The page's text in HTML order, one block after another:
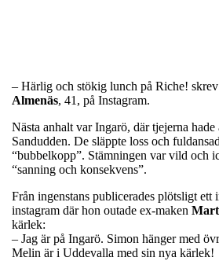
– Härlig och stökig lunch på Riche!
Almenäs, 41, på Instagram.
Nästa anhalt var Ingarö, där tjejerna
Sandudden. De släppte loss och
“bubbelkopp”. Stämningen var vild och
“sanning och konsekvens”.
Från ingenstans publicerades plötsligt ett
instagram där hon outade ex-maken
kärlek:
– Jag är på Ingarö. Simon hänger med
Melin är i Uddevalla med sin nya kärlek!